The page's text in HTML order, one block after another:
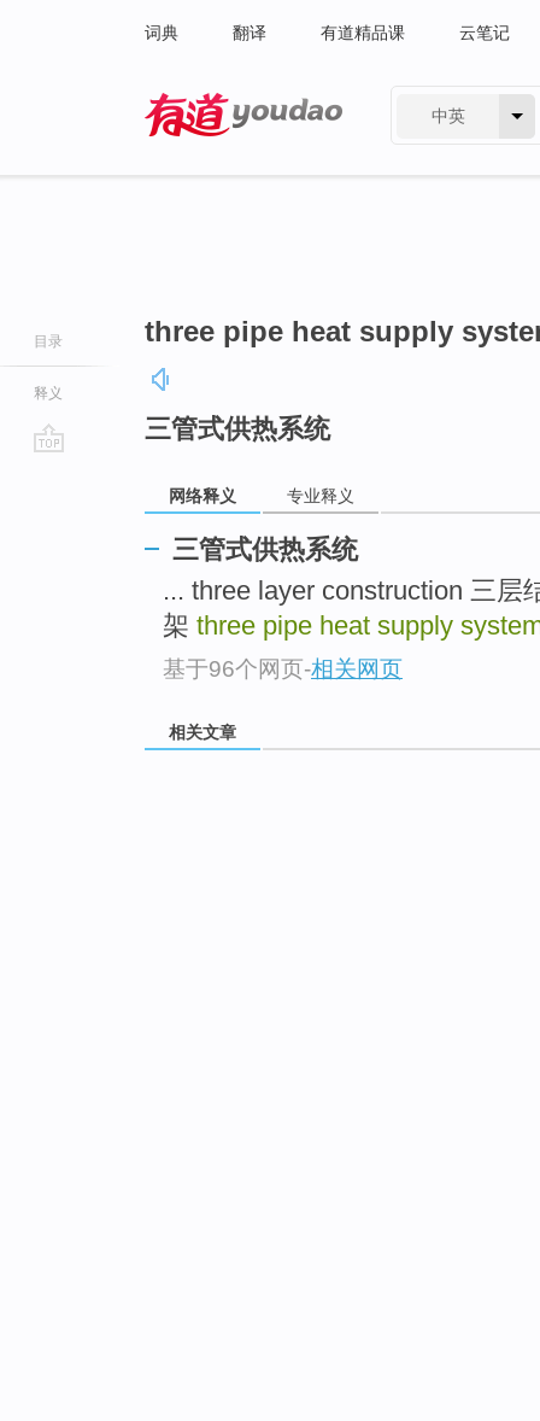
词典 翻译 有道精品课 云笔记
中英
目录
释义
three pipe heat supply
三管式供热系统
网络释义 专业释义
三管式供热系统
... three layer construction 三层
架 three pipe heat supply
基于96个网页-相关网页
相关文章